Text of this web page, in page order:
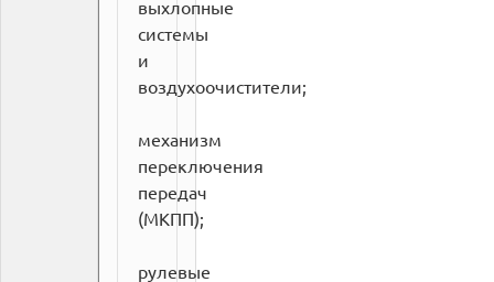
выхлопные
системы
и
воздухоочистители;
механизм
переключения
передач
(МКПП);
рулевые